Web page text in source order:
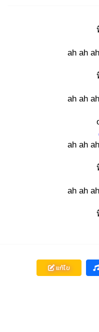
ah ah
ah ah
ah ah
ah ah
แก้ไข